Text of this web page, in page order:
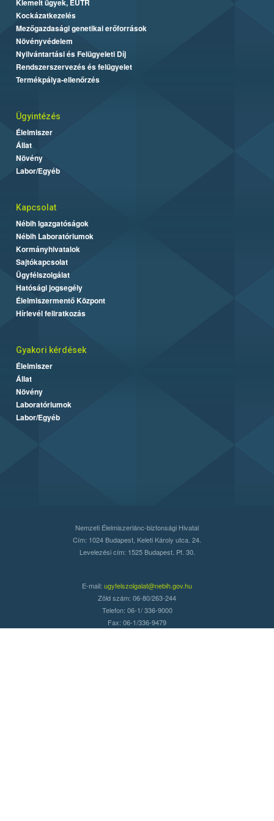
Kiemelt ügyek, EUTR
Kockázatkezelés
Mezőgazdasági genetikai erőforrások
Növényvédelem
Nyilvántartási és Felügyeleti Díj
Rendszerszervezés és felügyelet
Termékpálya-ellenőrzés
Ügyintézés
Élelmiszer
Állat
Növény
Labor/Egyéb
Kapcsolat
Nébih Igazgatóságok
Nébih Laboratóriumok
Kormányhivatalok
Sajtókapcsolat
Ügyfélszolgálat
Hatósági jogsegély
Élelmiszermentő Központ
Hírlevél feliratkozás
Gyakori kérdések
Élelmiszer
Állat
Növény
Laboratóriumok
Labor/Egyéb
Nemzeti Élelmiszerlánc-biztonsági Hivatal
Cím: 1024 Budapest, Keleti Károly utca. 24.
Levelezési cím: 1525 Budapest. Pf. 30.
E-mail: ugyfelszolgalat@nebih.gov.hu
Zöld szám: 06-80/263-244
Telefon: 06-1/ 336-9000
Fax: 06-1/336-9479